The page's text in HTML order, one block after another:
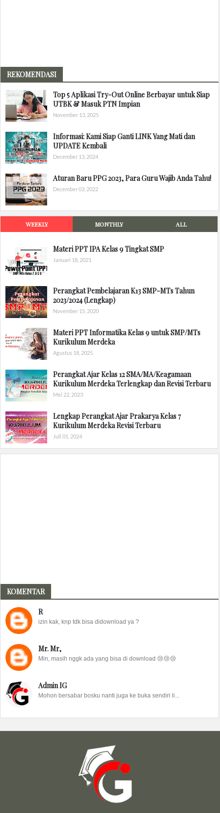
REKOMENDASI
Top 5 Aplikasi Try-Out Online Berbayar untuk Siap
UTBK & Masuk PTN Impian
November 13, 2025
Informasi: Kami Siap Ganti LINK Yang Mati dan
UPDATE Kembali
December 13, 2024
Aturan Baru PPG 2023, Para Guru Wajib Anda Tahu!
December 03, 2022
WEEKLY MONTHLY ALL
Materi PPT IPA Kelas 9 Tingkat SMP
Januari 18, 2021
Perangkat Pembelajaran K13 SMP-MTs Tahun
2023/2024 (Lengkap)
November 15, 2020
Materi PPT Informatika Kelas 9 untuk SMP/MTs
Kurikulum Merdeka
Agustus 18, 2025
Perangkat Ajar Kelas 12 SMA/MA/Keagamaan
Kurikulum Merdeka Terlengkap dan Revisi Terbaru
Mei 22, 2023
Lengkap Perangkat Ajar Prakarya Kelas 7
Kurikulum Merdeka Revisi Terbaru
Juli 01, 2024
KOMENTAR
R
izin kak, knp tdk bisa didownload ya ?
Mr. Mr,
Min, masih nggk ada yang bisa di download 😢😢😢
Admin IG
Mohon bersabar bosku nanti juga ke buka sendiri li...